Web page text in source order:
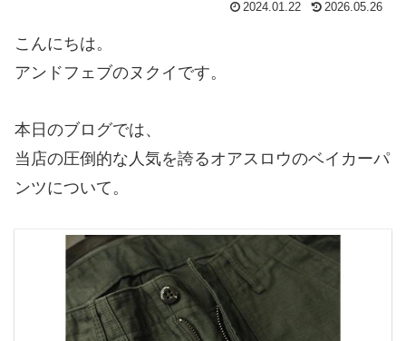
2024.01.22 2026.05.26
こんにちは。
アンドフェブのヌクイです。
本日のブログでは、
当店の圧倒的な人気を誇るオアスロウのベイカーパ
ンツについて。